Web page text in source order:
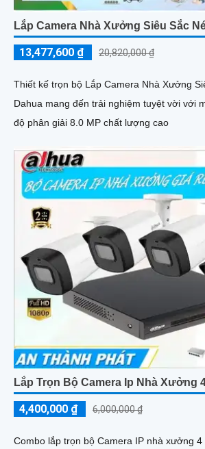
Lắp Camera Nhà Xưởng Siêu Sắc
13,477,600 ₫ 20,820,000 ₫
Thiết kế trọn bộ Lắp Camera Nhà Xưởng
Dahua mang đến trải nghiệm tuyệt vời với
độ phân giải 8.0 MP chất lượng cao
Lắp Trọn Bộ Camera Ip Nhà Xưởng
4,400,000 ₫ 6,000,000 ₫
Combo lắp trọn bộ Camera IP nhà xưởng 4